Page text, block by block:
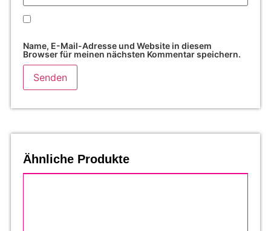
Name, E-Mail-Adresse und Website in diesem
Browser für meinen nächsten Kommentar speichern.
Ähnliche Produkte